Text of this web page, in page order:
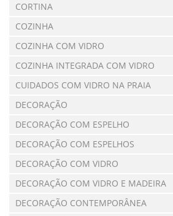
CORTINA
COZINHA
COZINHA COM VIDRO
COZINHA INTEGRADA COM VIDRO
CUIDADOS COM VIDRO NA PRAIA
DECORAÇÃO
DECORAÇÃO COM ESPELHO
DECORAÇÃO COM ESPELHOS
DECORAÇÃO COM VIDRO
DECORAÇÃO COM VIDRO E MADEIRA
DECORAÇÃO CONTEMPORÂNEA